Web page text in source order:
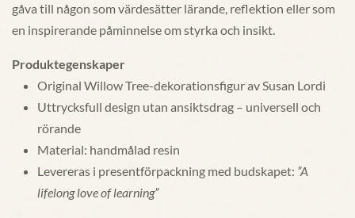
gåva till någon som värdesätter lärande, reflektion eller som
en inspirerande påminnelse om styrka och insikt.
Produktegenskaper
Original Willow Tree-dekorationsfigur av Susan Lordi
Uttrycksfull design utan ansiktsdrag – universell och
rörande
Material: handmålad resin
Levereras i presentförpackning med budskapet: ”A
lifelong love of learning”